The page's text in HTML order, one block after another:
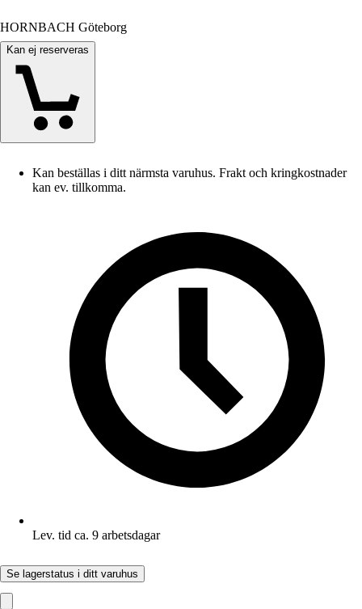
HORNBACH Göteborg
Kan ej reserveras
Kan beställas i ditt närmsta varuhus. Frakt och kringkostnader
kan ev. tillkomma.
Lev. tid ca. 9 arbetsdagar
Se lagerstatus i ditt varuhus